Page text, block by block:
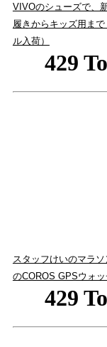
VIVOのシューズで、
履きからキッズ用ま
ル入荷）
スタッフけいのマラ
のCOROS GPSウォ